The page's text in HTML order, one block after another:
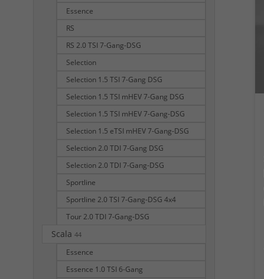
Essence
RS
RS 2.0 TSI 7-Gang-DSG
Selection
Selection 1.5 TSI 7-Gang DSG
Selection 1.5 TSI mHEV 7-Gang DSG
Selection 1.5 TSI mHEV 7-Gang-DSG
Selection 1.5 eTSI mHEV 7-Gang-DSG
Selection 2.0 TDI 7-Gang DSG
Selection 2.0 TDI 7-Gang-DSG
Sportline
Sportline 2.0 TSI 7-Gang-DSG 4x4
Tour 2.0 TDI 7-Gang-DSG
Scala 44
Essence
Essence 1.0 TSI 6-Gang